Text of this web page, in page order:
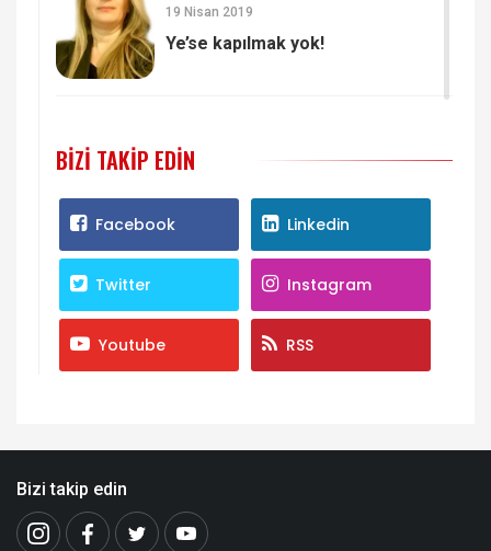
19 Nisan 2019
Ye’se kapılmak yok!
BIZI TAKIP EDIN
Facebook Linkedin
Twitter Instagram
Youtube RSS
Bizi takip edin